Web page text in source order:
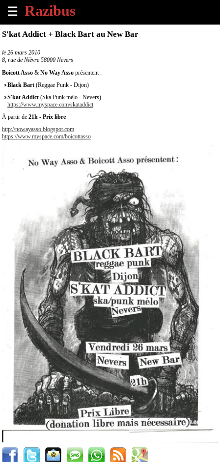
☰
×
Tous
évènements
à
venir
Annoncer
un
Contact
S'kat Addict + Black Bart au New Bar
le 26 mars 2010
8, rue de Nièvre 58000 Nevers
Boicott Asso & No Way Asso présentent :
Black Bart (Reggae Punk - Dijon)
S'kat Addict (Ska Punk mélo - Nevers)
https://www.myspace.com/skataddict
À partir de 21h - Prix libre
http://nowayasso.blogspot.com
https://www.myspace.com/boicottasso